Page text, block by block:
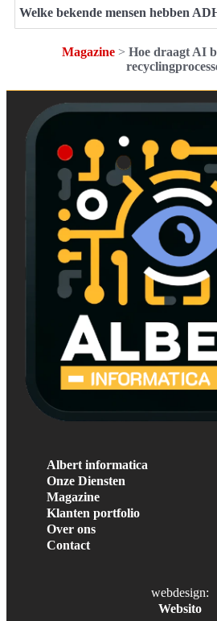
Welke bekende mensen hebben
Magazine> Hoe draagt AI
Albert informatica
Onze Diensten
Magazine
Klanten portfolio
Over ons
Contact
webdesign:
Websito